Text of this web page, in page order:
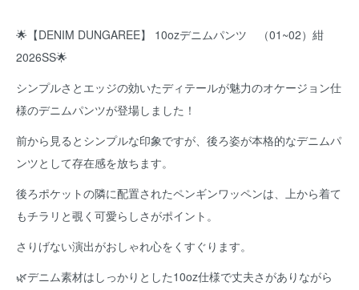
🌟【DENIM DUNGAREE】 10ozデニムパンツ （01~02）紺
2026SS🌟
シンプルさとエッジの効いたディテールが魅力のオケージョン仕
様のデニムパンツが登場しました！
前から見るとシンプルな印象ですが、後ろ姿が本格的なデニムパ
ンツとして存在感を放ちます。
後ろポケットの隣に配置されたペンギンワッペンは、上から着て
もチラリと覗く可愛らしさがポイント。
さりげない演出がおしゃれ心をくすぐります。
🌿デニム素材はしっかりとした10oz仕様で丈夫さがありながら